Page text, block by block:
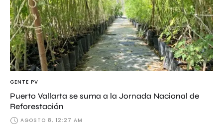
GENTE PV
Puerto Vallarta se suma a la Jornada Nacional de
Reforestación
AGOSTO 8, 12:27 AM